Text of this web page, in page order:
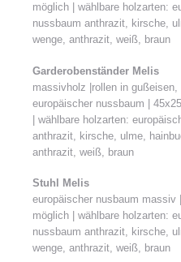
möglich | wählbare holzarten:
nussbaum anthrazit, kirsche,
wenge, anthrazit, weiß, braun
Garderobenständer Melis
massivholz |rollen in
europäischer nussbaum |
| wählbare holzarten:
anthrazit, kirsche, ulme,
anthrazit, weiß, braun
Stuhl Melis
europäischer nusbaum
möglich | wählbare holzarten:
nussbaum anthrazit, kirsche,
wenge, anthrazit, weiß, braun